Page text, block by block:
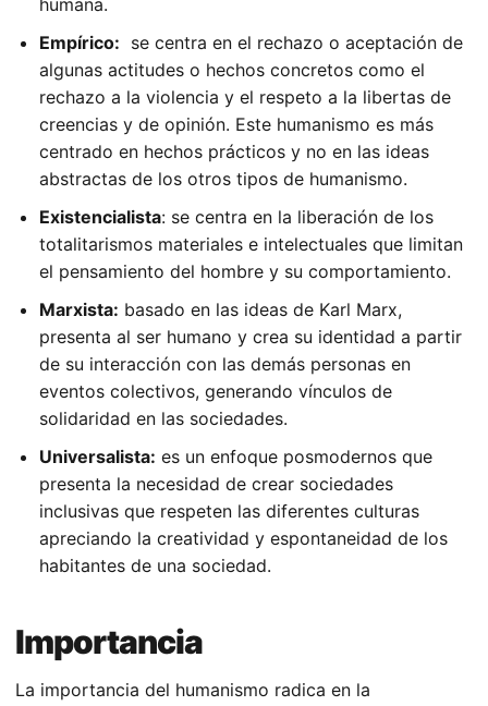
Empírico: se centra en el rechazo o aceptación de
algunas actitudes o hechos concretos como el
rechazo a la violencia y el respeto a la libertas de
creencias y de opinión. Este humanismo es más
centrado en hechos prácticos y no en las ideas
abstractas de los otros tipos de humanismo.
Existencialista: se centra en la liberación de los
totalitarismos materiales e intelectuales que limitan
el pensamiento del hombre y su comportamiento.
Marxista: basado en las ideas de Karl Marx,
presenta al ser humano y crea su identidad a partir
de su interacción con las demás personas en
eventos colectivos, generando vínculos de
solidaridad en las sociedades.
Universalista: es un enfoque posmodernos que
presenta la necesidad de crear sociedades
inclusivas que respeten las diferentes culturas
apreciando la creatividad y espontaneidad de los
habitantes de una sociedad.
Importancia
La importancia del humanismo radica en la